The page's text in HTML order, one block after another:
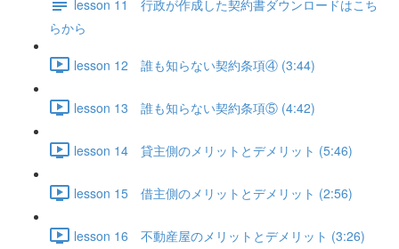
lesson 11 行政が作成した契約書ダウンロードはこち
らから
lesson 12 誰も知らない契約条項④ (3:44)
lesson 13 誰も知らない契約条項⑤ (4:42)
lesson 14 貸主側のメリットとデメリット (5:46)
lesson 15 借主側のメリットとデメリット (2:56)
lesson 16 不動産屋のメリットとデメリット (3:26)